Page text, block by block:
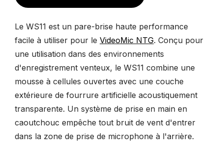
Le WS11 est un pare-brise haute performance
facile à utiliser pour le VideoMic NTG. Conçu pour
une utilisation dans des environnements
d'enregistrement venteux, le WS11 combine une
mousse à cellules ouvertes avec une couche
extérieure de fourrure artificielle acoustiquement
transparente. Un système de prise en main en
caoutchouc empêche tout bruit de vent d'entrer
dans la zone de prise de microphone à l'arrière.